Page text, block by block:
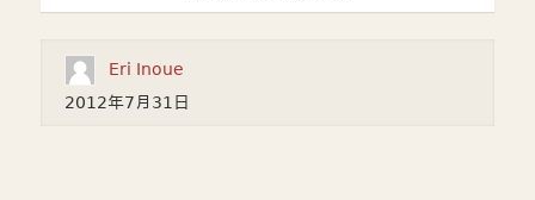
Eri Inoue
2012年7月31日